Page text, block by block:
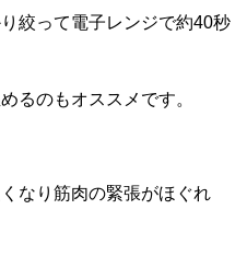
絞って電子レンジで約40秒
るのもオススメです。
なり筋肉の緊張がほぐれ